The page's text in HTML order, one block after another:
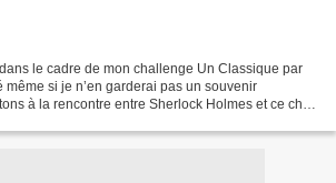
le cadre de mon challenge Un Classique par
même si je n’en garderai pas un souvenir
à la rencontre entre Sherlock Holmes et ce cher